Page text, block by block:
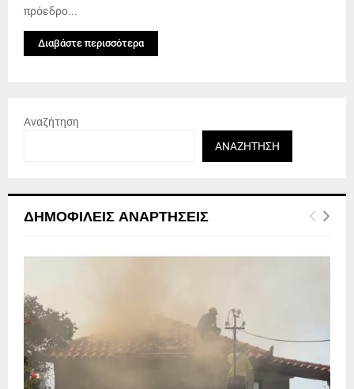
πρόεδρο...
Διαβάστε περισσότερα
Αναζήτηση
ΑΝΑΖΉΤΗΣΗ
ΔΗΜΟΦΙΛΕΊΣ ΑΝΑΡΤΉΣΕΙΣ